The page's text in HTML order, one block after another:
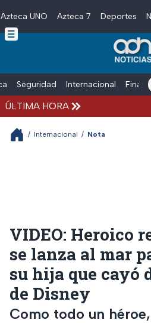
Skip to main content
Azteca UNO Azteca 7 Deportes
Seguridad Internacional
ÚLTIMA HORA
/ Internacional / Nota
VIDEO: Heroico
se lanza al mar
su hija que cayó
de Disney
Como todo un